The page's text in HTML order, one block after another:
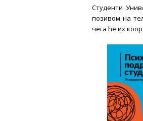
Студенти
позивом на
чега ће их